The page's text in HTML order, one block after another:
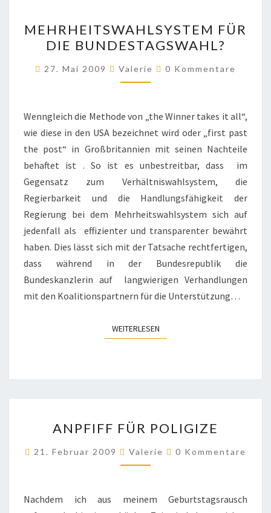
FÜR
DIE
BUNDESTAGSWAHL?
MEHRHEITSWAHLSYSTEM FÜR
DIE BUNDESTAGSWAHL?
27. Mai 2009 Valerie Kommentare
0 Kommentare
Wenngleich die Methode von „the Winner takes it all“,
wie diese in den USA bezeichnet wird oder „first past
the post“ in Großbritannien mit seinen Nachteile
behaftet ist . So ist es unbestreitbar, dass im
Gegensatz zum Verhältniswahlsystem, die
Regierbarkeit und die Handlungsfähigkeit der
Regierung bei dem Mehrheitswahlsystem sich auf
jedenfall als effizienter und transparenter bewährt
haben. Dies lässt sich mit der Tatsache rechtfertigen,
dass während in der Bundesrepublik die
Bundeskanzlerin auf langwierigen Verhandlungen
mit den Koalitionspartnern für die Unterstützung…
WEITERLESENWEITERLESEN
FÜR
POLIGIZE
ANPFIFF FÜR POLIGIZE
21. Februar 2009 Valerie Kommentare
0 Kommentare
Nachdem ich aus meinem Geburtstagsrausch